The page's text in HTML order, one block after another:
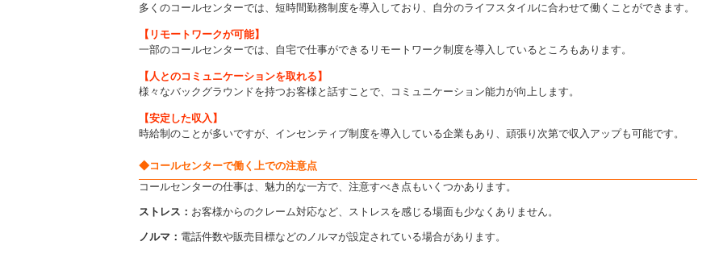
多くのコールセンターでは、短時間勤務制度を導入しており、自分のライフスタイルに合わせて働くことができます。
【リモートワークが可能】
一部のコールセンターでは、自宅で仕事ができるリモートワーク制度を導入しているところもあります。
【人とのコミュニケーションを取れる】
様々なバックグラウンドを持つお客様と話すことで、コミュニケーション能力が向上します。
【安定した収入】
時給制のことが多いですが、インセンティブ制度を導入している企業もあり、頑張り次第で収入アップも可能です。
◆コールセンターで働く上での注意点
コールセンターの仕事は、魅力的な一方で、注意すべき点もいくつかあります。
ストレス： お客様からのクレーム対応など、ストレスを感じる場面も少なくありません。
ノルマ： 電話件数や販売目標などのノルマが設定されている場合があります。